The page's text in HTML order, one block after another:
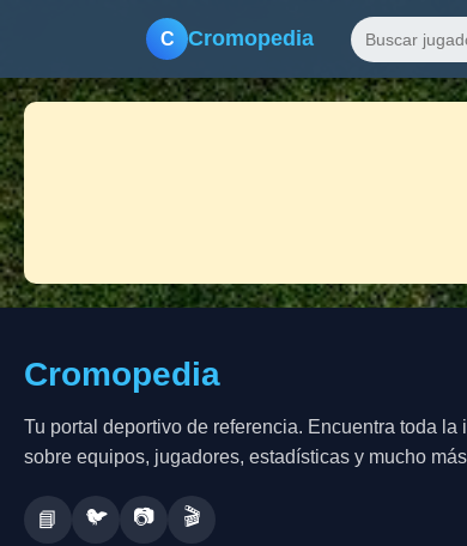
C Cromopedia
Cromopedia
Tu portal deportivo de referencia. Encuentra toda la
sobre equipos, jugadores, estadísticas y mucho
📘 🐦 📷 🎬